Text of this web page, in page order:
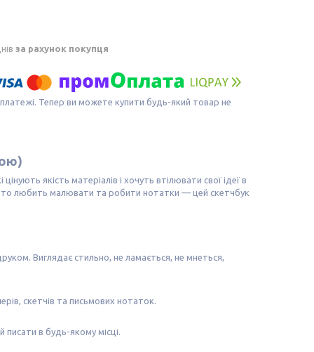
за рахунок покупця
платежі. Тепер ви можете купити будь-який товар не
якість матеріалів і хочуть втілювати свої ідеї в
любить малювати та робити нотатки — цей скетчбук
Виглядає стильно, не ламається, не мнеться,
скетчів та письмових нотаток.
в будь-якому місці.